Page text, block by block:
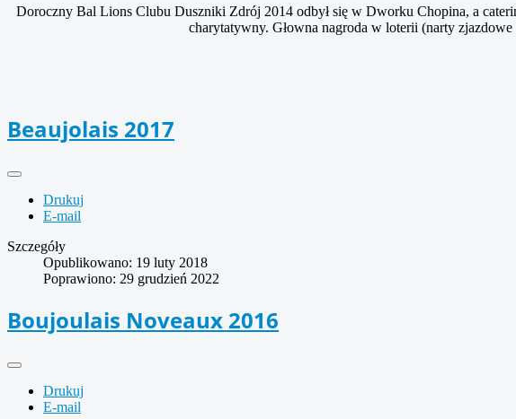
Doroczny Bal Lions Clubu Duszniki Zdrój 2014 odbył się w Dworku Chopina, a
charytatywny. Głowna nagroda w loterii (narty
Beaujolais 2017
Drukuj
E-mail
Szczegóły
Opublikowano: 19 luty 2018
Poprawiono: 29 grudzień 2022
Boujoulais Noveaux 2016
Drukuj
E-mail